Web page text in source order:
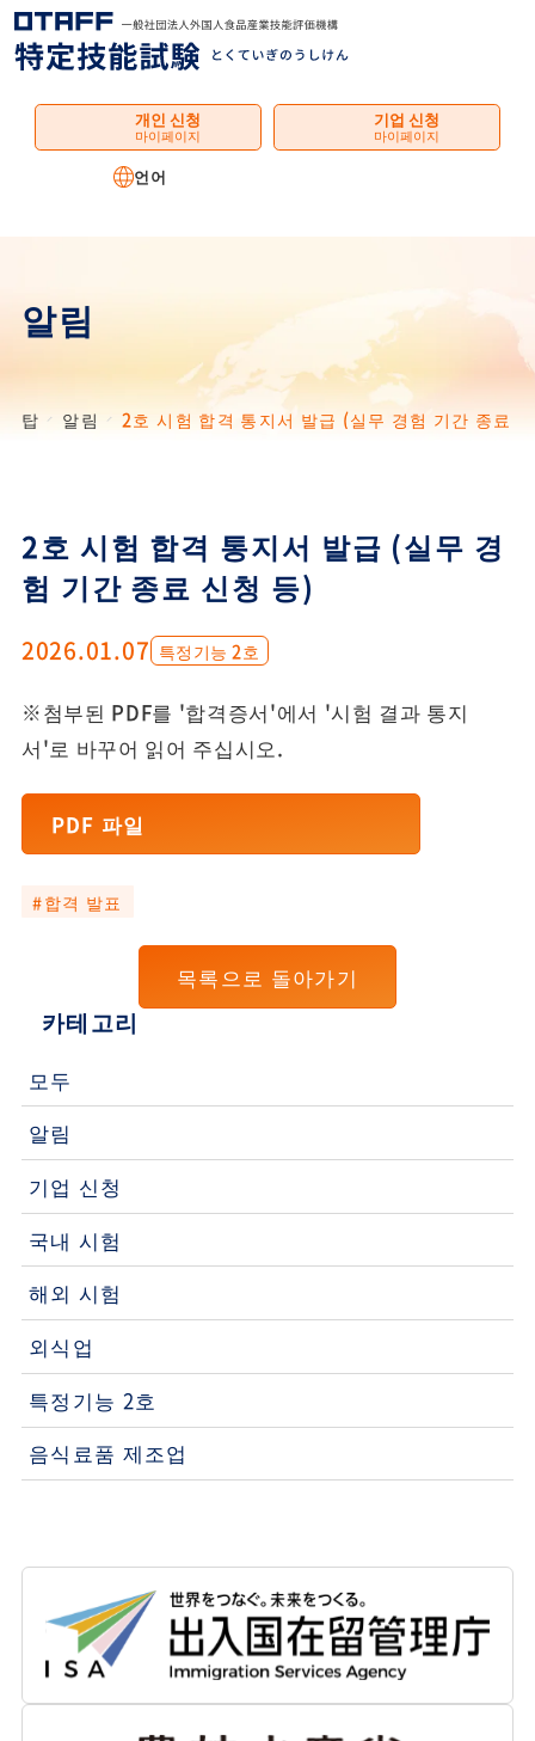
개인 신청
마이페이지
기업 신청
마이페이지
언어
알림
탑 알림 2호 시험 합격 통지서 발급 (실무 경험 기간 종료
2호 시험 합격 통지서 발급 (실무 경
험 기간 종료 신청 등)
2026.01.07 특정기능 2호
※첨부된 PDF를 '합격증서'에서 '시험 결과 통지
서'로 바꾸어 읽어 주십시오.
PDF 파일
#합격 발표
목록으로 돌아가기
카테고리
모두
알림
기업 신청
국내 시험
해외 시험
외식업
특정기능 2호
음식료품 제조업